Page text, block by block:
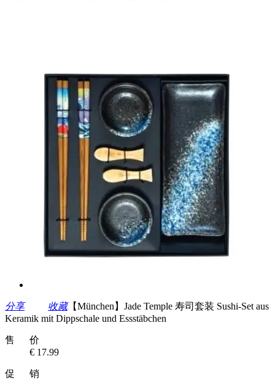
分享 收藏【München】Jade Temple 寿司套装 Sushi-Set aus
Keramik mit Dippschale und Essstäbchen
售 价
€ 17.99
促 销